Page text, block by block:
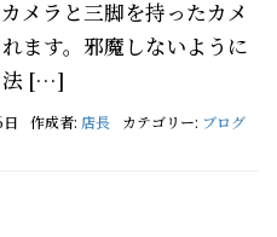
メラと三脚を持ったカメ
ます。邪魔しないように
法 […]
作成者: 店長 カテゴリー: ブログ